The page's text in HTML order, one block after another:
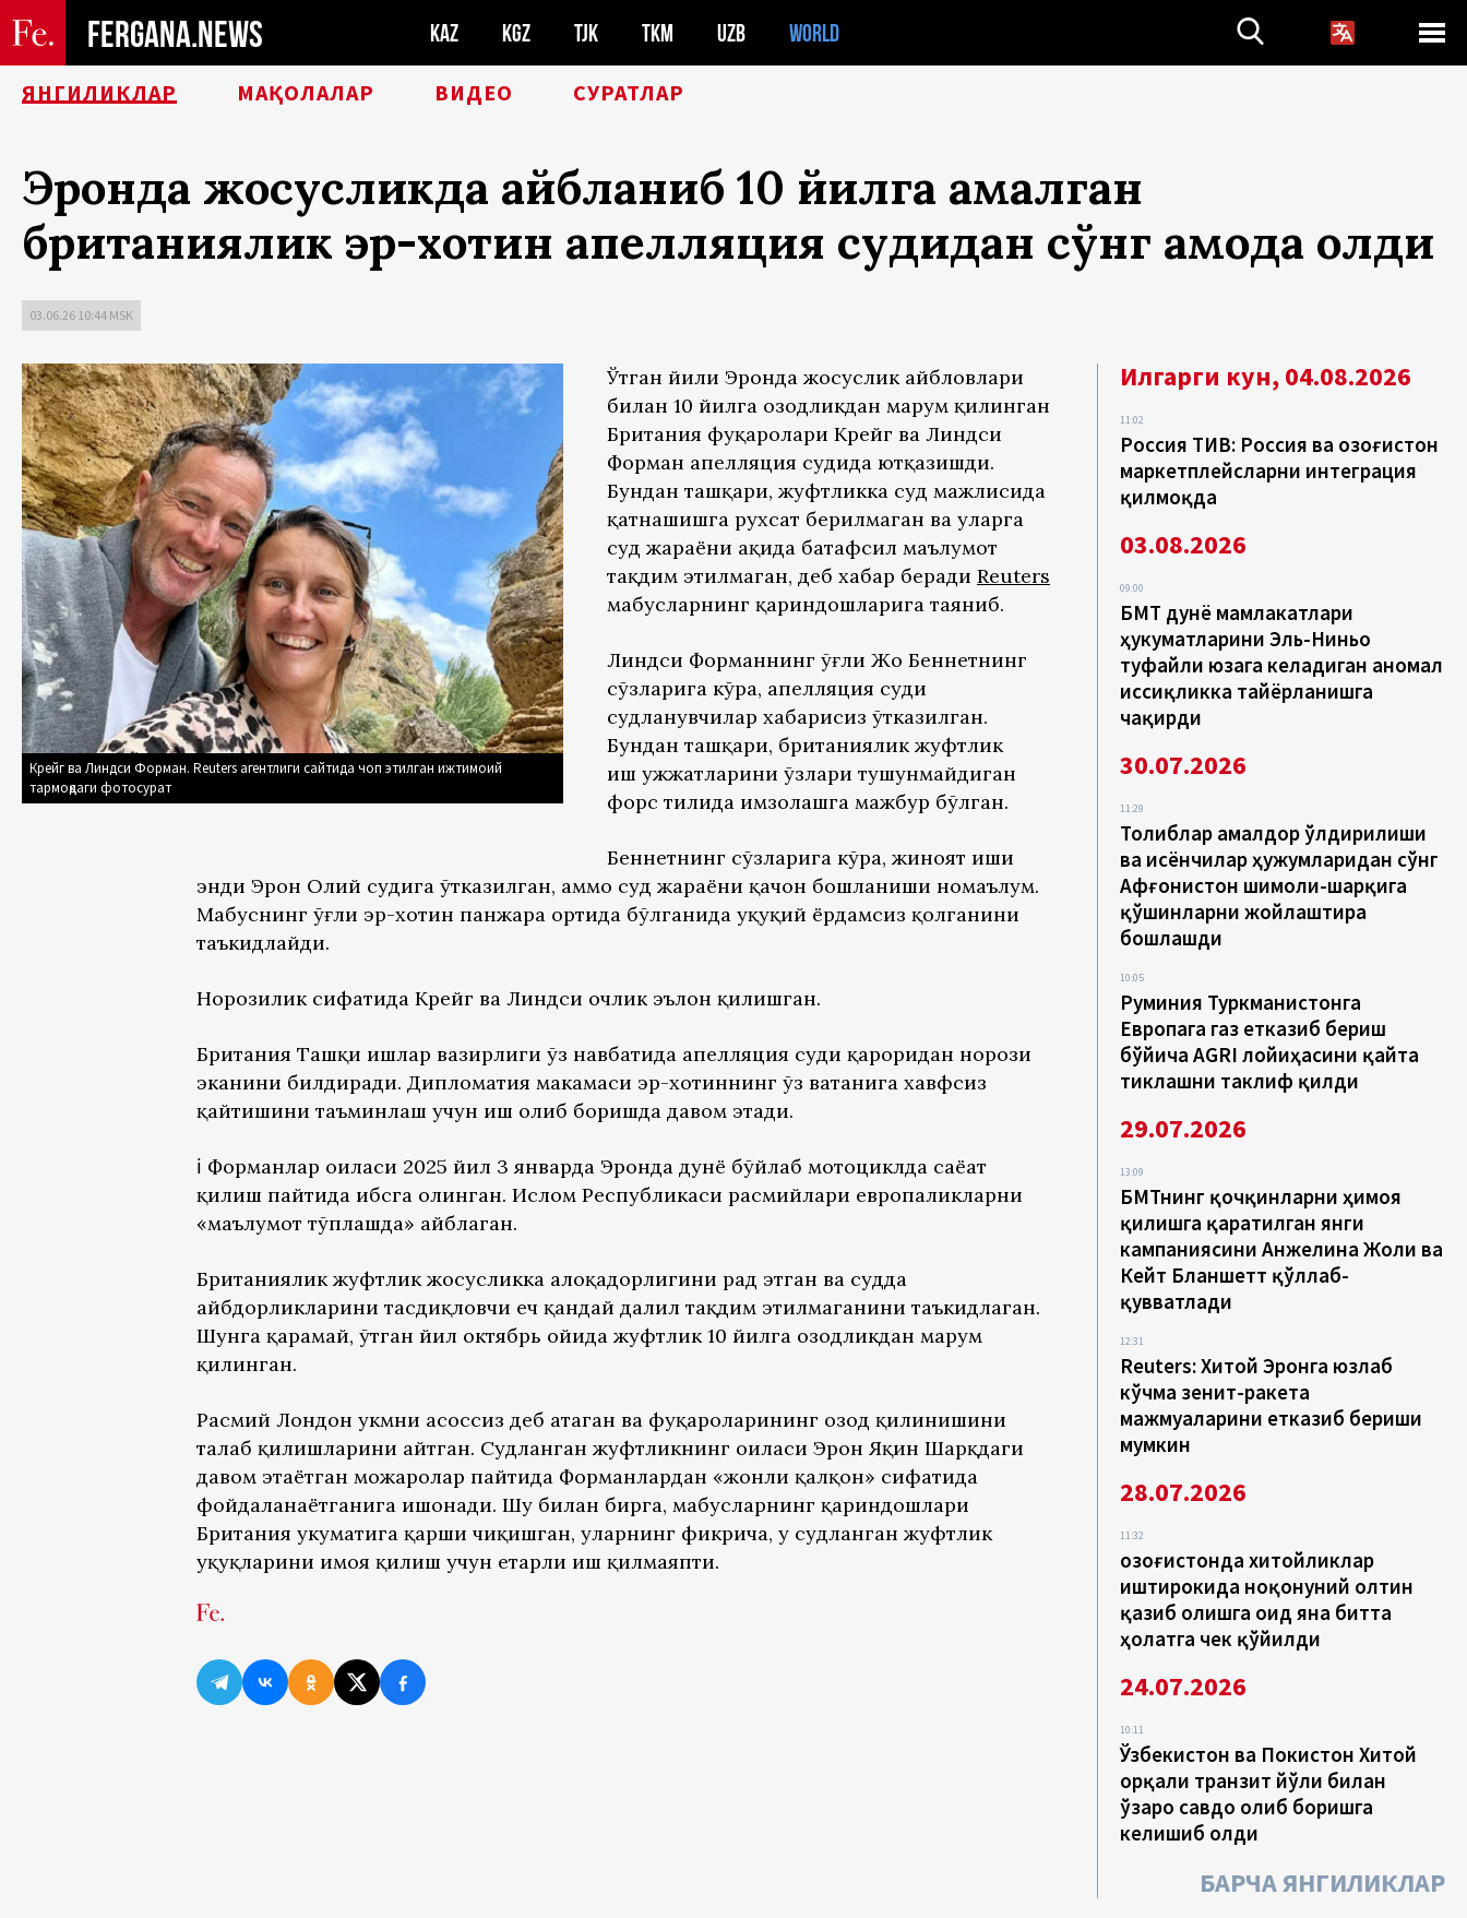
FERGANA.NEWS KAZ KGZ TJK TKM UZB WORLD
ЯНГИЛИКЛАР МАҚОЛАЛАР ВИДЕО СУРАТЛАР
Эронда жосусликда айбланиб 10 йилга қамалган
британиялик эр-хотин апелляция судидан сўнг қамоқда қолди
03.06.26 10:44 MSK
Крейг ва Линдси Форман. Reuters агентлиги сайтида чоп этилган ижтимоий
тармоқдаги фотосурат
Ўтган йили Эронда жосуслик айбловлари
билан 10 йилга озодликдан маҳрум қилинган
Британия фуқаролари Крейг ва Линдси
Форман апелляция судида ютқазишди.
Бундан ташқари, жуфтликка суд мажлисида
қатнашишга рухсат берилмаган ва уларга
суд жараёни ҳақида батафсил маълумот
тақдим этилмаган, деб хабар беради Reuters
маҳбусларнинг қариндошларига таяниб.
Линдси Форманнинг ўғли Жо Беннетнинг
сўзларига кўра, апелляция суди
судланувчилар хабарисиз ўтказилган.
Бундан ташқари, британиялик жуфтлик
иш ҳужжатларини ўзлари тушунмайдиган
форс тилида имзолашга мажбур бўлган.
Беннетнинг сўзларига кўра, жиноят иши
энди Эрон Олий судига ўтказилган, аммо суд жараёни қачон бошланиши номаълум.
Маҳбуснинг ўғли эр-хотин панжара ортида бўлганида ҳуқуқий ёрдамсиз қолганини
таъкидлайди.
Норозилик сифатида Крейг ва Линдси очлик эълон қилишган.
Британия Ташқи ишлар вазирлиги ўз навбатида апелляция суди қароридан норози
эканини билдиради. Дипломатия маҳкамаси эр-хотиннинг ўз ватанига хавфсиз
қайтишини таъминлаш учун иш олиб боришда давом этади.
ℹ️ Форманлар оиласи 2025 йил 3 январда Эронда дунё бўйлаб мотоциклда саёҳат
қилиш пайтида ҳибсга олинган. Ислом Республикаси расмийлари европаликларни
«маълумот тўплашда» айблаган.
Британиялик жуфтлик жосусликка алоқадорлигини рад этган ва судда
айбдорликларини тасдиқловчи ҳеч қандай далил тақдим этилмаганини таъкидлаган.
Шунга қарамай, ўтган йил октябрь ойида жуфтлик 10 йилга озодликдан маҳрум
қилинган.
Расмий Лондон ҳукмни асоссиз деб атаган ва фуқароларининг озод қилинишини
талаб қилишларини айтган. Судланган жуфтликнинг оиласи Эрон Яқин Шарқдаги
давом этаётган можаролар пайтида Форманлардан «жонли қалқон» сифатида
фойдаланаётганига ишонади. Шу билан бирга, маҳбусларнинг қариндошлари
Британия ҳукуматига қарши чиқишган, уларнинг фикрича, у судланган жуфтлик
ҳуқуқларини ҳимоя қилиш учун етарли иш қилмаяпти.
Илгарги кун, 04.08.2026
11:02
Россия ТИВ: Россия ва Қозоғистон
маркетплейсларни интеграция
қилмоқда
03.08.2026
09:00
БМТ дунё мамлакатлари
ҳукуматларини Эль-Ниньо
туфайли юзага келадиган аномал
иссиқликка тайёрланишга
чақирди
30.07.2026
11:29
Толиблар амалдор ўлдирилиши
ва исёнчилар ҳужумларидан сўнг
Афғонистон шимоли-шарқига
қўшинларни жойлаштира
бошлашди
10:05
Руминия Туркманистонга
Европага газ етказиб бериш
бўйича AGRI лойиҳасини қайта
тиклашни таклиф қилди
29.07.2026
13:09
БМТнинг қочқинларни ҳимоя
қилишга қаратилган янги
кампаниясини Анжелина Жоли ва
Кейт Бланшетт қўллаб-
қувватлади
12:31
Reuters: Хитой Эронга юзлаб
кўчма зенит-ракета
мажмуаларини етказиб бериши
мумкин
28.07.2026
11:32
Қозоғистонда хитойликлар
иштирокида ноқонуний олтин
қазиб олишга оид яна битта
ҳолатга чек қўйилди
24.07.2026
10:11
Ўзбекистон ва Покистон Хитой
орқали транзит йўли билан
ўзаро савдо олиб боришга
келишиб олди
БАРЧА ЯНГИЛИКЛАР